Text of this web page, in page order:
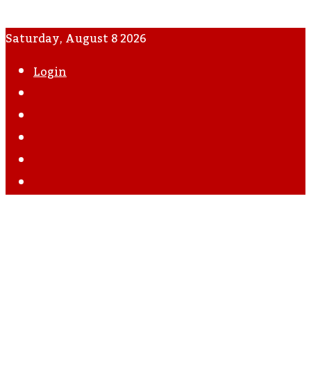
Saturday, August 8 2026
Login